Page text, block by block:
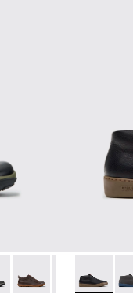
Shoes for Men.
Leather
Leather Ankle
048
- K300285-046
GM - K300285-
Peu Pista GM -
Peu Pista
Peu
Peu